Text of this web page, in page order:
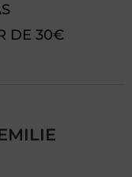
DE 30€